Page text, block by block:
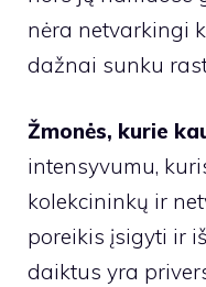
nėra netvarkingi
dažnai sunku
Žmonės, kurie
intensyvumu,
kolekcininkų ir
poreikis įsigyti ir
daiktus yra